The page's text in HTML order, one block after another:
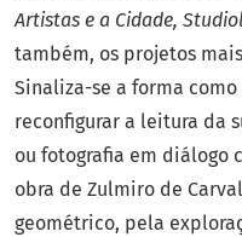
Artistas e a Cidade,
também, os projetos
Sinaliza-se a forma
reconfigurar a leitura da
ou fotografia em diálogo
obra de Zulmiro de
geométrico, pela